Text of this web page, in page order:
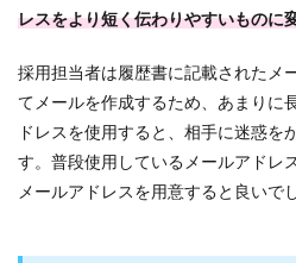
レスをより短く伝わりやすいものに
採用担当者は履歴書に記載されたメ
てメールを作成するため、あまりに
ドレスを使用すると、相手に迷惑を
す。普段使用しているメールアドレ
メールアドレスを用意すると良いで